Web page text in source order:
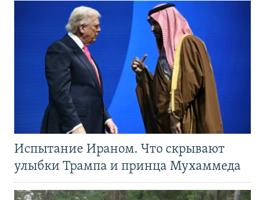
Испытание Ираном. Что скрывают
улыбки Трампа и принца Мухаммеда